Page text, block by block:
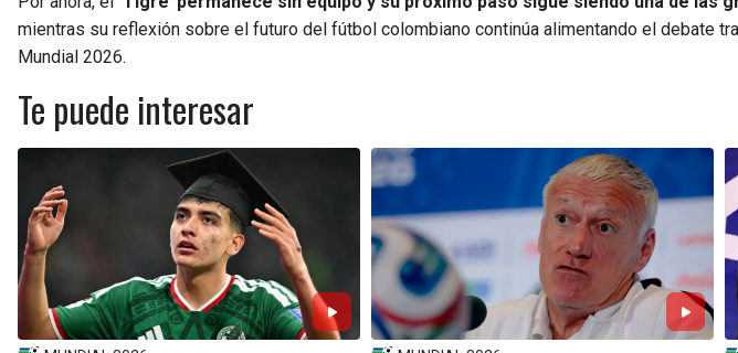
mientras su reflexión sobre el futuro del fútbol colombiano continúa alimentando el debate
Mundial 2026.
Te puede interesar